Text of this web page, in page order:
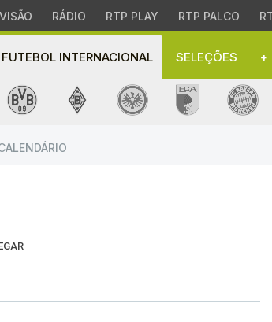
RÁDIO RTP PLAY RTP PALCO
FUTEBOL INTERNACIONAL SELEÇÕES +
Internacional